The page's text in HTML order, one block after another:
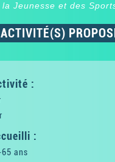
Jeunesse et des
ACTIVITÉ(S)
:
:
ans